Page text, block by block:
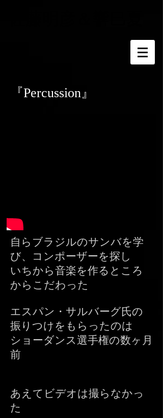
自らブラジルのサンバを学
び、コンポーザーを探し
いちから音楽を作るところ
からこだわった
エスパン・サルバーグ氏の
振りつけをもらったのは
ショーダンス選手権の数ヶ月
前
あえてビデオは撮らなかっ
た
『Percussion』